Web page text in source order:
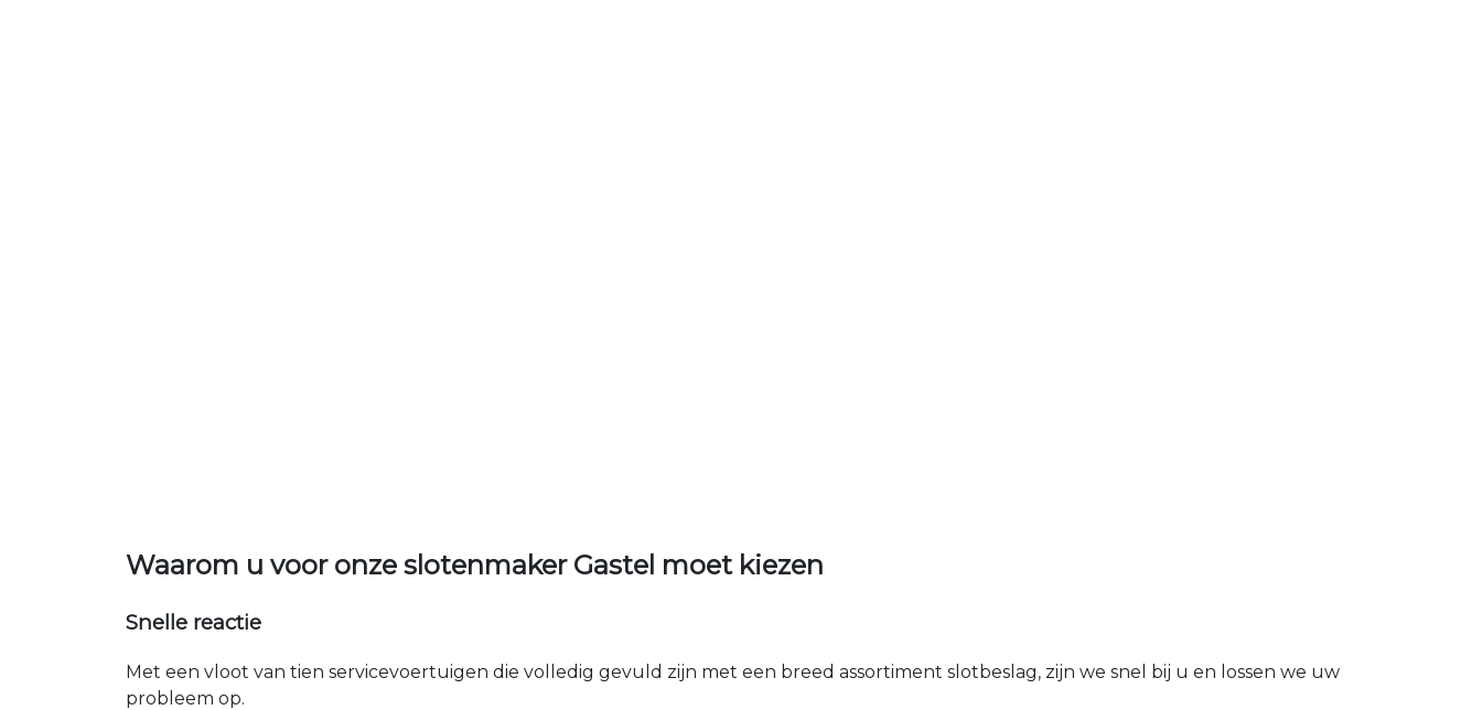
Waarom u voor onze slotenmaker Gastel moet kiezen
Snelle reactie
Met een vloot van tien servicevoertuigen die volledig gevuld zijn met een breed assortiment slotbeslag, zijn we snel bij u en lossen we uw
probleem op.